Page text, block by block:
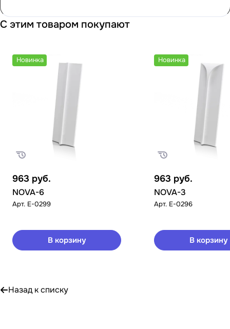
С этим товаром покупают
Новинка
963 руб.
NOVA-6
Арт. E-0299
В корзину
Новинка
963 руб.
NOVA-3
Арт. E-0296
В корзину
Назад к списку